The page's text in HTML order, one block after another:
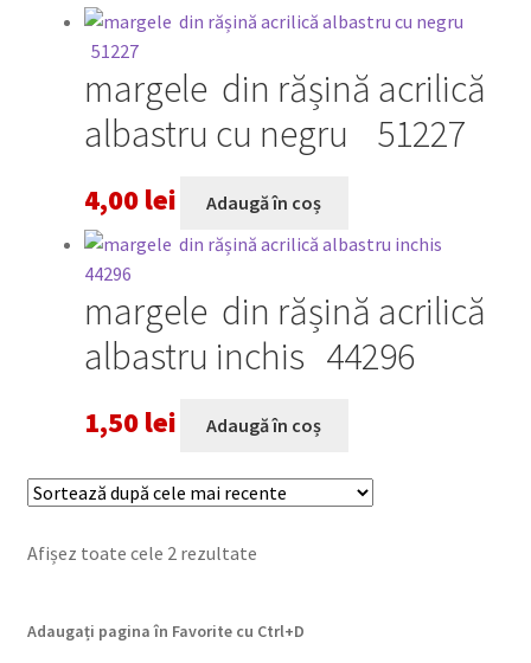
cele
recente
margele din rășină acrilică
albastru cu negru 51227
4,00lei Adaugă în coș
margele din rășină acrilică
albastru inchis 44296
1,50lei Adaugă în coș
Afișez toate cele 2 rezultateSortat
mai
Adaugați pagina în Favorite cu Ctrl+D